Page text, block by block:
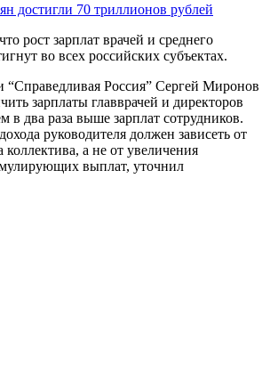
достигли 70 триллионов рублей
рост зарплат врачей и среднего
во всех российских субъектах.
“Справедливая Россия” Сергей Миронов
зарплаты главврачей и директоров
в два раза выше зарплат сотрудников.
руководителя должен зависеть от
коллектива, а не от увеличения
выплат, уточнил